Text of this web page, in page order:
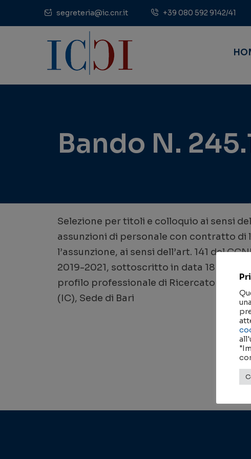
segreteria@ic.cnr.it +39 080 592 9142/41
Bando N.
Selezione per titoli e colloquio ai sensi
assunzioni di personale con contratto di
l’assunzione, ai sensi dell’art. 141 del
2019-2021, sottoscritto in data 18
profilo professionale di Ricercatore III
(IC), Sede di Bari